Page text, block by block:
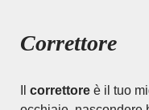
Correttore
correttore è il tuo